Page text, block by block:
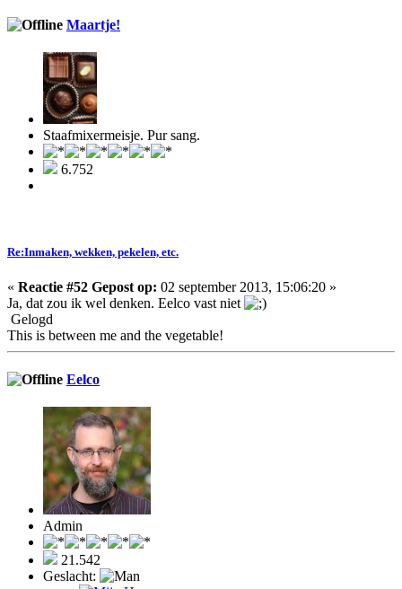
Maartje!
Staafmixermeisje. Pur sang.
6.752
Re:Inmaken, wekken, pekelen, etc.
« Reactie #52 Gepost op: 02 september 2013, 15:06:20 »
Ja, dat zou ik wel denken. Eelco vast niet
Gelogd
This is between me and the vegetable!
Eelco
Admin
21.542
Geslacht: